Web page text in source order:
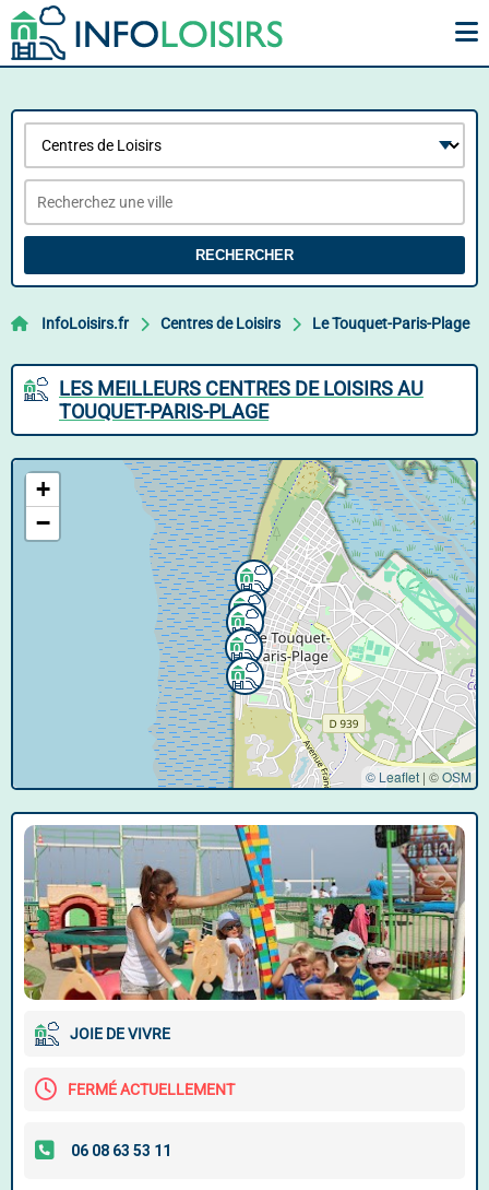
RECHERCHER
InfoLoisirs.fr Centres de Loisirs Le Touquet-Paris-Plage
LES MEILLEURS CENTRES DE LOISIRS AU
TOUQUET-PARIS-PLAGE
+
−
© Leaflet | ©OSM
JOIE DE VIVRE
FERMÉ ACTUELLEMENT